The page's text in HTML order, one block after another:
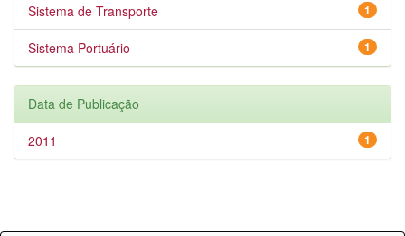
1
Sistema de Transporte
1
Sistema Portuário
Data de Publicação
1
2011